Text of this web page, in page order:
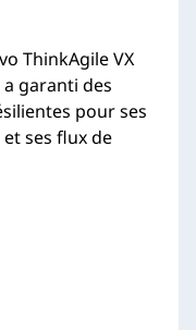
ThinkAgile VX
a garanti des
pour ses
ses flux de